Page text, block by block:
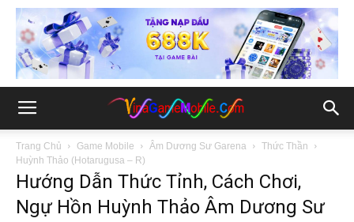
Trang Chủ Game Mobile Âm Dương Sư Garena
Thức Thần
Huỳnh Thảo (Hotarugusa – R)
Hướng Dẫn Thức Tỉnh, Cách Chơi,
Ngự Hồn Huỳnh Thảo Âm Dương Sư